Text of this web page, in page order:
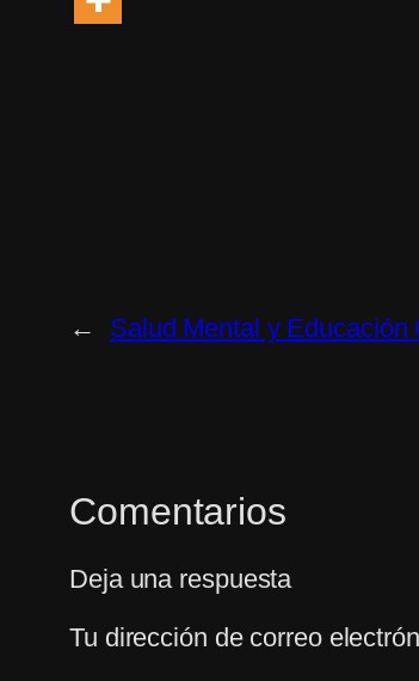
← Salud Mental y
Comentarios
Deja una respuesta
Tu dirección de correo